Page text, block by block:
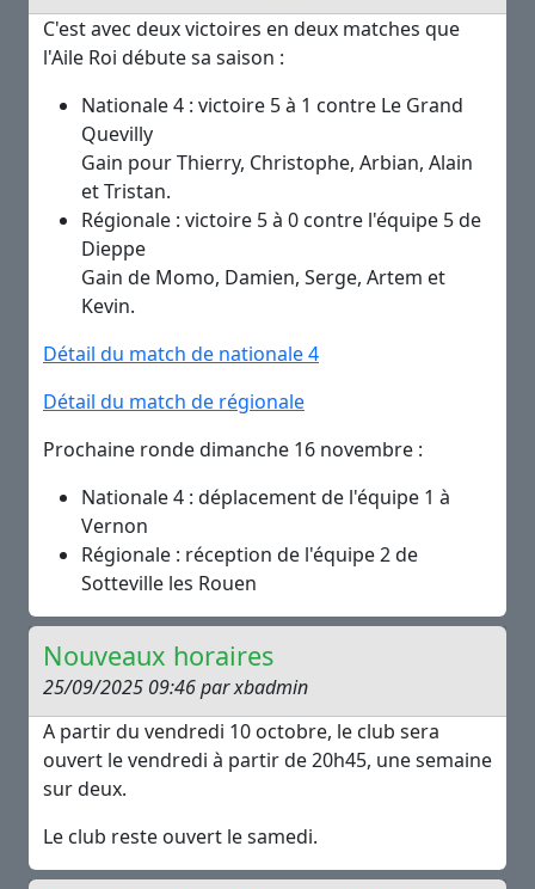
C'est avec deux victoires en deux matches que
l'Aile Roi débute sa saison :
Nationale 4 : victoire 5 à 1 contre Le Grand
Quevilly
Gain pour Thierry, Christophe, Arbian, Alain
et Tristan.
Régionale : victoire 5 à 0 contre l'équipe 5 de
Dieppe
Gain de Momo, Damien, Serge, Artem et
Kevin.
Détail du match de nationale 4
Détail du match de régionale
Prochaine ronde dimanche 16 novembre :
Nationale 4 : déplacement de l'équipe 1 à
Vernon
Régionale : réception de l'équipe 2 de
Sotteville les Rouen
Nouveaux horaires
25/09/2025 09:46 par xbadmin
A partir du vendredi 10 octobre, le club sera
ouvert le vendredi à partir de 20h45, une semaine
sur deux.
Le club reste ouvert le samedi.